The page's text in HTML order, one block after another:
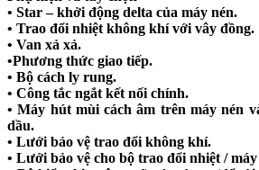
• Star – khởi động delta của máy nén.
• Trao đổi nhiệt không khí với vây đồng.
• Van xả xả.
•Phương thức giao tiếp.
• Bộ cách ly rung.
• Công tắc ngắt kết nối chính.
• Máy hút mùi cách âm trên máy nén
dầu.
• Lưới bảo vệ trao đổi không khí.
• Lưới bảo vệ cho bộ trao đổi nhiệt /